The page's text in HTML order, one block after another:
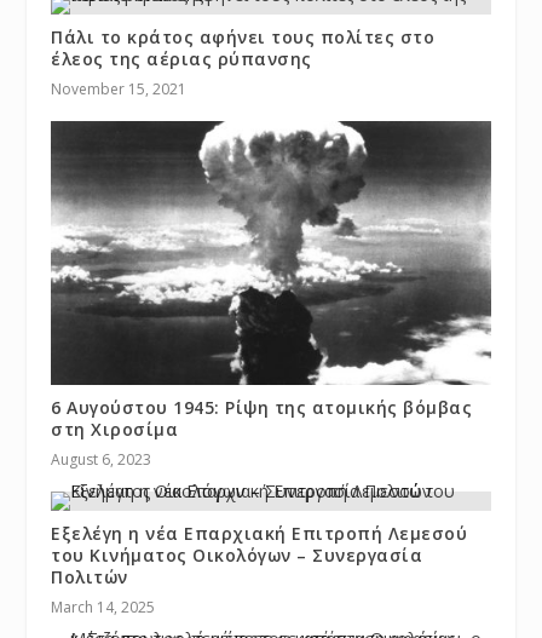
Πάλι το κράτος αφήνει τους πολίτες στο
έλεος της αέριας ρύπανσης
November 15, 2021
6 Αυγούστου 1945: Ρίψη της ατομικής βόμβας
στη Χιροσίμα
August 6, 2023
Εξελέγη η νέα Επαρχιακή Επιτροπή Λεμεσού
του Κινήματος Οικολόγων – Συνεργασία
Πολιτών
March 14, 2025